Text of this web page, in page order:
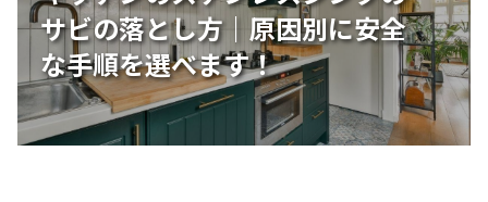
サビの落とし方｜原因別に安全
な手順を選べます！